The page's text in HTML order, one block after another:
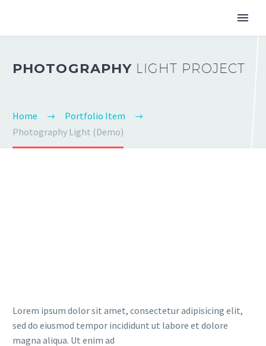
PHOTOGRAPHY LIGHT PROJECT
Home
Portfolio Item
Photography Light (Demo)
Lorem ipsum dolor sit amet, consectetur adipisicing elit,
sed do eiusmod tempor incididunt ut labore et dolore
magna aliqua. Ut enim ad